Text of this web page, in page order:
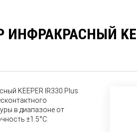
KEEPER IR330 Plus
в диапазоне от
±1.5°С.